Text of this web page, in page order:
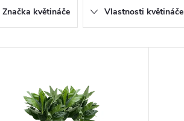
Značka květináče Vlastnosti květináče